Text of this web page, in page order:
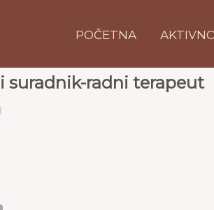
POČETNA
suradnik-radni terapeut